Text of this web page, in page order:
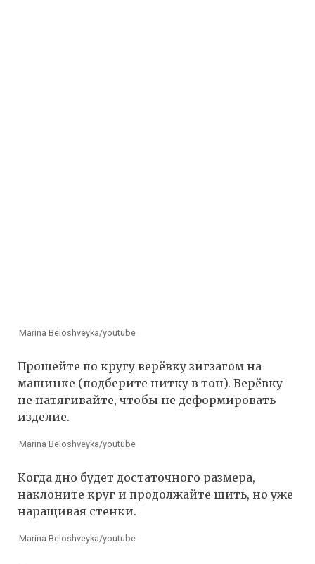
Marina Beloshveyka/youtube
Прошейте по кругу верёвку зигзагом на
машинке (подберите нитку в тон). Верёвку
не натягивайте, чтобы не деформировать
изделие.
Marina Beloshveyka/youtube
Когда дно будет достаточного размера,
наклоните круг и продолжайте шить, но уже
наращивая стенки.
Marina Beloshveyka/youtube